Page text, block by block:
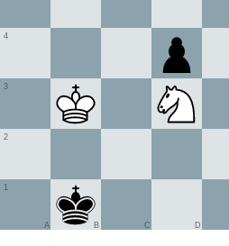
1
2
3
4
A B C D